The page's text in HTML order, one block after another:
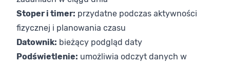
Stoper i timer: przydatne podczas aktywności
fizycznej i planowania czasu
Datownik: bieżący podgląd daty
Podświetlenie: umożliwia odczyt danych w